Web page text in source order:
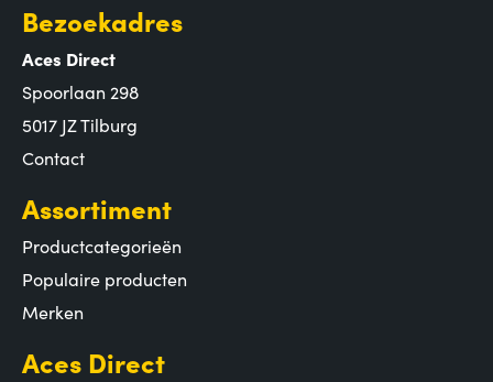
Bezoekadres
Aces Direct
Spoorlaan 298
5017 JZ Tilburg
Contact
Assortiment
Productcategorieën
Populaire producten
Merken
Aces Direct